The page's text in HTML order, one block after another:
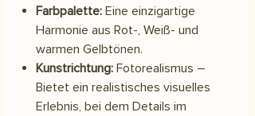
Farbpalette: Eine einzigartige
Harmonie aus Rot-, Weiß- und
warmen Gelbtönen.
Kunstrichtung: Fotorealismus –
Bietet ein realistisches visuelles
Erlebnis, bei dem Details im